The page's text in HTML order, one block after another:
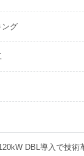
ング
DBL導入で技術